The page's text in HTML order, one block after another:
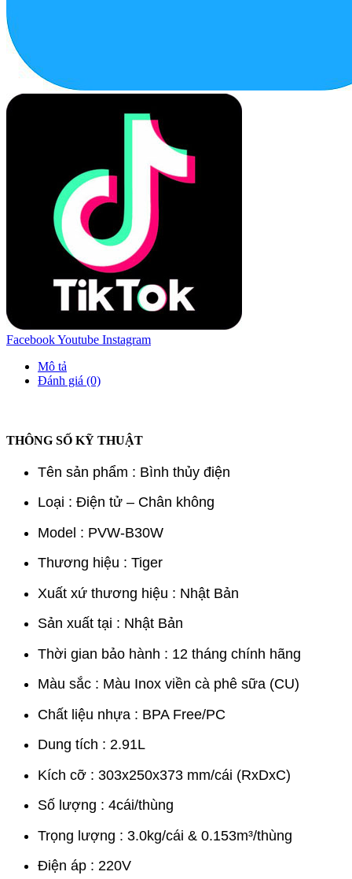
FacebookYoutube Instagram
Mô tả
Đánh giá (0)
THÔNG SỐ KỸ THUẬT
Tên sản phẩm : Bình thủy điện
Loại : Điện tử – Chân không
Model : PVW-B30W
Thương hiệu : Tiger
Xuất xứ thương hiệu : Nhật Bản
Sản xuất tại : Nhật Bản
Thời gian bảo hành : 12 tháng chính hãng
Màu sắc : Màu Inox viền cà phê sữa (CU)
Chất liệu nhựa : BPA Free/PC
Dung tích : 2.91L
Kích cỡ : 303x250x373 mm/cái (RxDxC)
Số lượng : 4cái/thùng
Trọng lượng : 3.0kg/cái & 0.153m³/thùng
Điện áp : 220V